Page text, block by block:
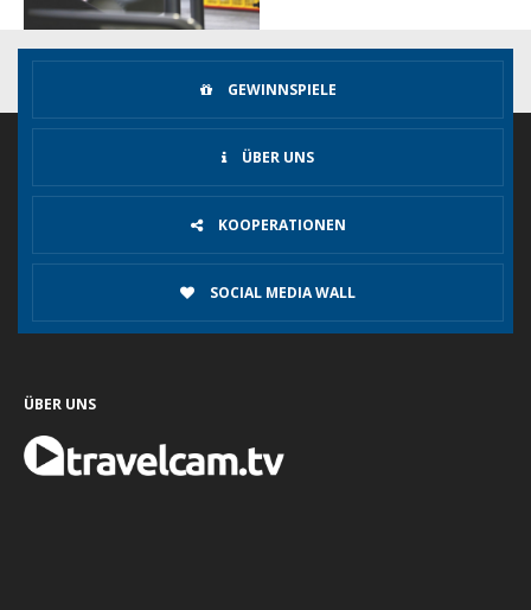
GEWINNSPIELE
ÜBER UNS
KOOPERATIONEN
SOCIAL MEDIA WALL
ÜBER UNS